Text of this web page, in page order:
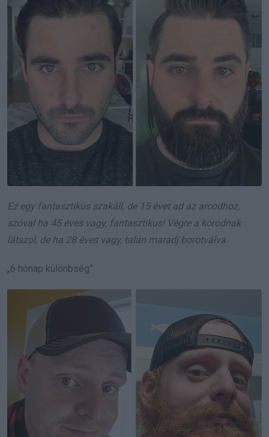
Ez egy fantasztikus szakáll, de 15 évet ad az arcodhoz,
szóval ha 45 éves vagy, fantasztikus! Végre a korodnak
látszol, de ha 28 éves vagy, talán maradj borotválva.
„6 hónap különbség”